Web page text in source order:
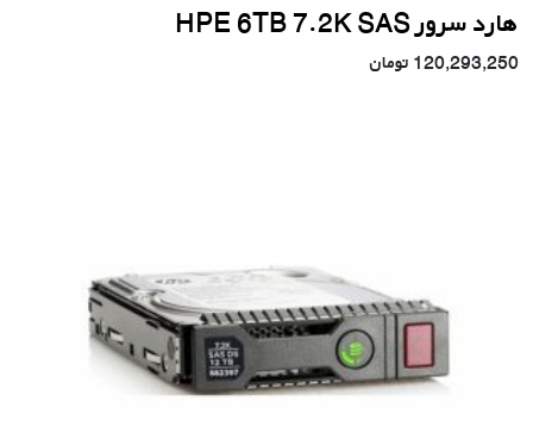
هارد سرور HPE 6TB 7.2K SAS
120,293,250 تومان